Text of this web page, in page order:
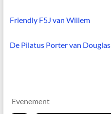
Friendly F5J van Willem
De Pilatus Porter van Douglas
Evenement